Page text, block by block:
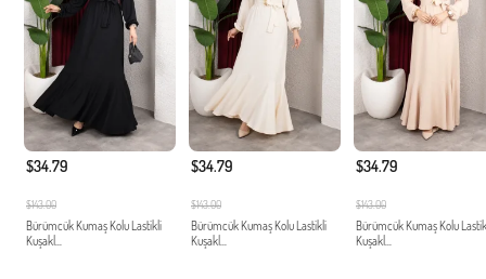
$34.79
$143.00
Bürümcük Kumaş Kolu Lastikli
Kuşakl...
$34.79
$143.00
Bürümcük Kumaş Kolu Lastikli
Kuşakl...
$34.79
$143.00
Bürümcük Kumaş Kolu
Kuşakl...